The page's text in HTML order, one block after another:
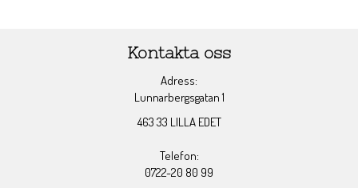
Kontakta oss
Adress:
Lunnarbergsgatan 1
463 33 LILLA EDET
Telefon:
0722-20 80 99